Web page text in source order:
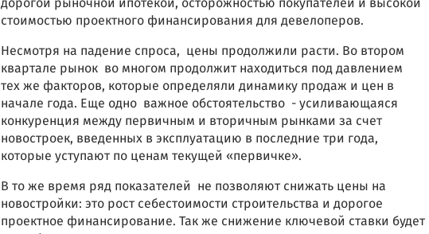
стоимостью проектного финансирования для девелоперов.
Несмотря на падение спроса, цены продолжили расти. Во втором
квартале рынок во многом продолжит находиться под давлением
тех же факторов, которые определяли динамику продаж и цен в
начале года. Еще одно важное обстоятельство - усиливающаяся
конкуренция между первичным и вторичным рынками за счет
новостроек, введенных в эксплуатацию в последние три года,
которые уступают по ценам текущей «первичке».
В то же время ряд показателей не позволяют снижать цены на
новостройки: это рост себестоимости строительства и дорогое
проектное финансирование. Так же снижение ключевой ставки будет